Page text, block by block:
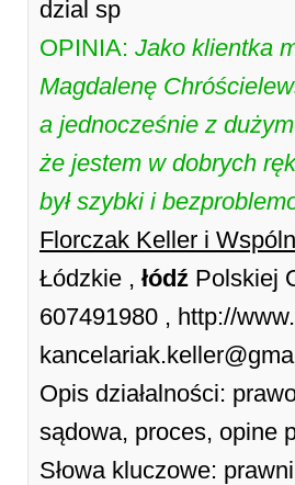
dzial sp
OPINIA: Jako klientka
Magdalenę
a jednocześnie z
że jestem w dobrych
był szybki i
Florczak Keller i
Łódzkie , łódź Polskiej
607491980 , http://
Opis działalności:
sądowa, proces, opine
Słowa kluczowe: